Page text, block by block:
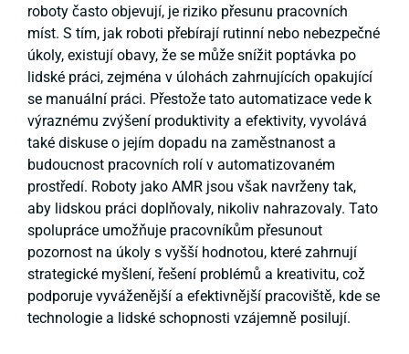
roboty často objevují, je riziko přesunu pracovních
míst. S tím, jak roboti přebírají rutinní nebo nebezpečné
úkoly, existují obavy, že se může snížit poptávka po
lidské práci, zejména v úlohách zahrnujících opakující
se manuální práci. Přestože tato automatizace vede k
výraznému zvýšení produktivity a efektivity, vyvolává
také diskuse o jejím dopadu na zaměstnanost a
budoucnost pracovních rolí v automatizovaném
prostředí. Roboty jako AMR jsou však navrženy tak,
aby lidskou práci doplňovaly, nikoliv nahrazovaly. Tato
spolupráce umožňuje pracovníkům přesunout
pozornost na úkoly s vyšší hodnotou, které zahrnují
strategické myšlení, řešení problémů a kreativitu, což
podporuje vyváženější a efektivnější pracoviště, kde se
technologie a lidské schopnosti vzájemně posilují.